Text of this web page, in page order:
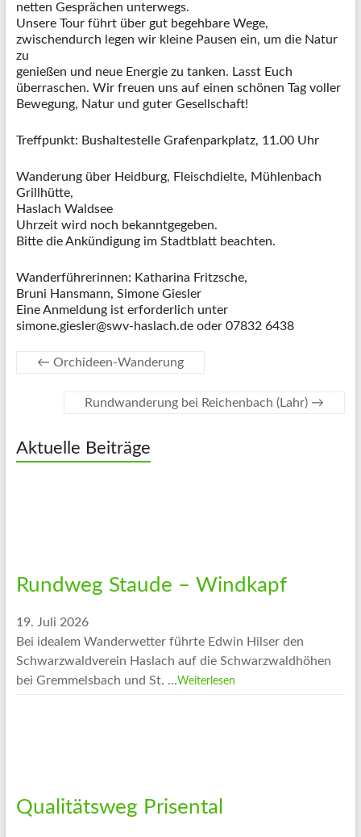
netten Gesprächen unterwegs.
Unsere Tour führt über gut begehbare Wege,
zwischendurch legen wir kleine Pausen ein, um die Natur
zu
genießen und neue Energie zu tanken. Lasst Euch
überraschen. Wir freuen uns auf einen schönen Tag voller
Bewegung, Natur und guter Gesellschaft!
Treffpunkt: Bushaltestelle Grafenparkplatz, 11.00 Uhr
Wanderung über Heidburg, Fleischdielte, Mühlenbach
Grillhütte,
Haslach Waldsee
Uhrzeit wird noch bekanntgegeben.
Bitte die Ankündigung im Stadtblatt beachten.
Wanderführerinnen: Katharina Fritzsche,
Bruni Hansmann, Simone Giesler
Eine Anmeldung ist erforderlich unter
simone.giesler@swv-haslach.de oder 07832 6438
← Orchideen-Wanderung
Rundwanderung bei Reichenbach (Lahr) →
Aktuelle Beiträge
Rundweg Staude – Windkapf
19. Juli 2026
Bei idealem Wanderwetter führte Edwin Hilser den
Schwarzwaldverein Haslach auf die Schwarzwaldhöhen
bei Gremmelsbach und St. …Weiterlesen
Qualitätsweg Prisental